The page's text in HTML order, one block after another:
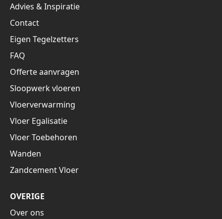
Advies & Inspiratie
Contact
Eigen Tegelzetters
FAQ
Offerte aanvragen
Sloopwerk vloeren
Vloerverwarming
Vloer Egalisatie
Vloer Toebehoren
Wanden
Zandcement Vloer
OVERIGE
Over ons